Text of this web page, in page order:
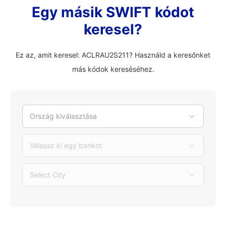
Egy másik SWIFT kódot
keresel?
Ez az, amit keresel: ACLRAU2S211? Használd a keresőnket
más kódok kereséséhez.
Ország kiválasztása
Válassz ki egy bankot
Select City